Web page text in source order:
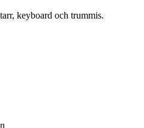
keyboard och trummis.